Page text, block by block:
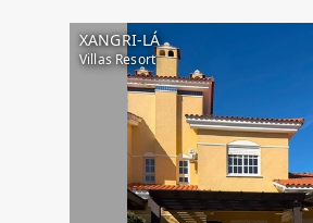
XANGRI-LÁ
Villas Resort